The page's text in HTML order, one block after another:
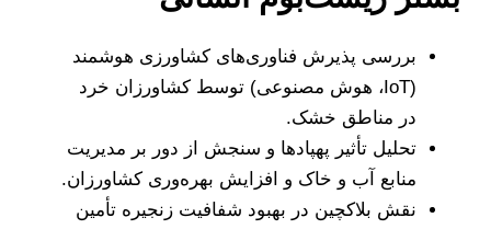
بررسی پذیرش فناوری‌های کشاورزی هوشمند
(IoT، هوش مصنوعی) توسط کشاورزان خرد
در مناطق خشک.
تحلیل تأثیر پهپادها و سنجش از دور بر مدیریت
منابع آب و خاک و افزایش بهره‌وری کشاورزان.
نقش بلاکچین در بهبود شفافیت زنجیره تأمین